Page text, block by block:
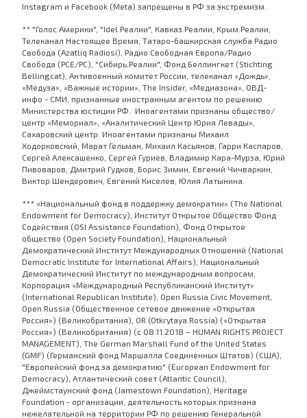
Instagram и Facebook (Metа) запрещены в РФ за экстремизм.
** "Голос Америки", "Idel.Реалии", Кавказ.Реалии, Крым.Реалии,
Телеканал Настоящее Время, Татаро-башкирская служба Радио
Свобода (Azatliq Radiosi), Радио Свободная Европа/Радио
Свобода (PCE/PC), "Сибирь.Реалии", Фонд Беллингкет (Stichting
Bellingcat), Антивоенный комитет России, телеканал «Дождь»,
«Медуза», «Важные истории», The Insider, «Медиазона», ОВД-
инфо - СМИ, признанные иностранным агентом по решению
Министерства юстиции РФ. Иноагентами признаны общество/
центр «Мемориал», «Аналитический Центр Юрия Левады»,
Сахаровский центр. Иноагентами признаны Михаил
Ходорковский, Марат Гельман, Михаил Касьянов, Гарри Каспаров,
Сергей Алексашенко, Сергей Гуриев, Владимир Кара-Мурза, Юрий
Пивоваров, Дмитрий Гудков, Борис Зимин, Евгений Чичваркин,
Виктор Шендерович, Евгений Киселев, Юлия Латынина.
*** «Национальный фонд в поддержку демократии» (The National
Endowment for Democracy), Институт Открытое Общество Фонд
Содействия (OSI Assistance Foundation), Фонд Открытое
общество (Open Society Foundation), Национальный
Демократический Институт Международных Отношений (National
Democratic Institute for International Affairs), Национальный
Демократический Институт по международным вопросам,
Корпорация «Международный Республиканский Институт»
(International Republican Institute), Open Russia Civic Movement,
Open Russia (Общественное сетевое движение «Открытая
Россия») (Великобритания), OR (Otkrytaya Rossia) («Открытая
Россия») (Великобритания) (с 08.11.2018 – HUMAN RIGHTS PROJECT
MANAGEMENT), The German Marshall Fund of the United States
(GMF) (Германский фонд Маршалла Соединенных Штатов) (США),
"Европейский фонд за демократию" (European Endowment for
Democracy), Атлантический совет (Atlantic Council),
Джеймстаунский фонд (Jamestown Foundation), Heritage
Foundation - организации, деятельность которых признана
нежелательной на территории РФ по решению Генеральной